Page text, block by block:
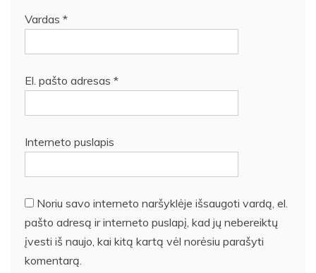
Vardas *
El. pašto adresas *
Interneto puslapis
Noriu savo interneto naršyklėje išsaugoti vardą, el.
pašto adresą ir interneto puslapį, kad jų nebereiktų
įvesti iš naujo, kai kitą kartą vėl norėsiu parašyti
komentarą.